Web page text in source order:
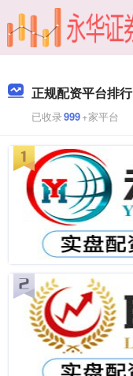
正规配资平台排行
已收录999+家平台